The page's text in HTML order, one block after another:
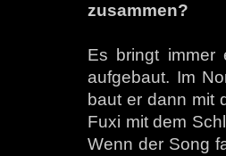
zusammen?
Es bringt immer
aufgebaut. Im
baut er dann mit
Fuxi mit dem
Wenn der Song